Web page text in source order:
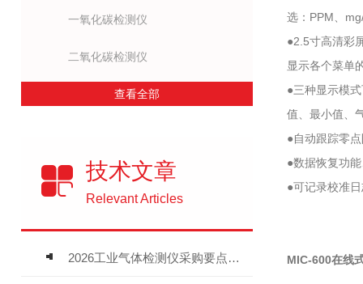
一氧化碳检测仪
二氧化碳检测仪
查看全部
技术文章
Relevant Articles
2026工业气体检测仪采购要点：如何分辨固定式、复合、泵吸式检测仪优劣
选：PPM、
●2.5寸高清彩
显示各个菜单
●三种显示模
值、最小值、
●自动跟踪零
●数据恢复功
●可记录校准
MIC-600在线